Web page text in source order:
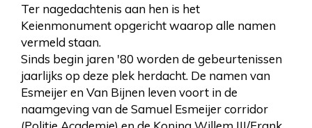
Ter nagedachtenis aan hen is het
Keienmonument opgericht waarop alle namen
vermeld staan.
Sinds begin jaren '80 worden de gebeurtenissen
jaarlijks op deze plek herdacht. De namen van
Esmeijer en Van Bijnen leven voort in de
naamgeving van de Samuel Esmeijer corridor